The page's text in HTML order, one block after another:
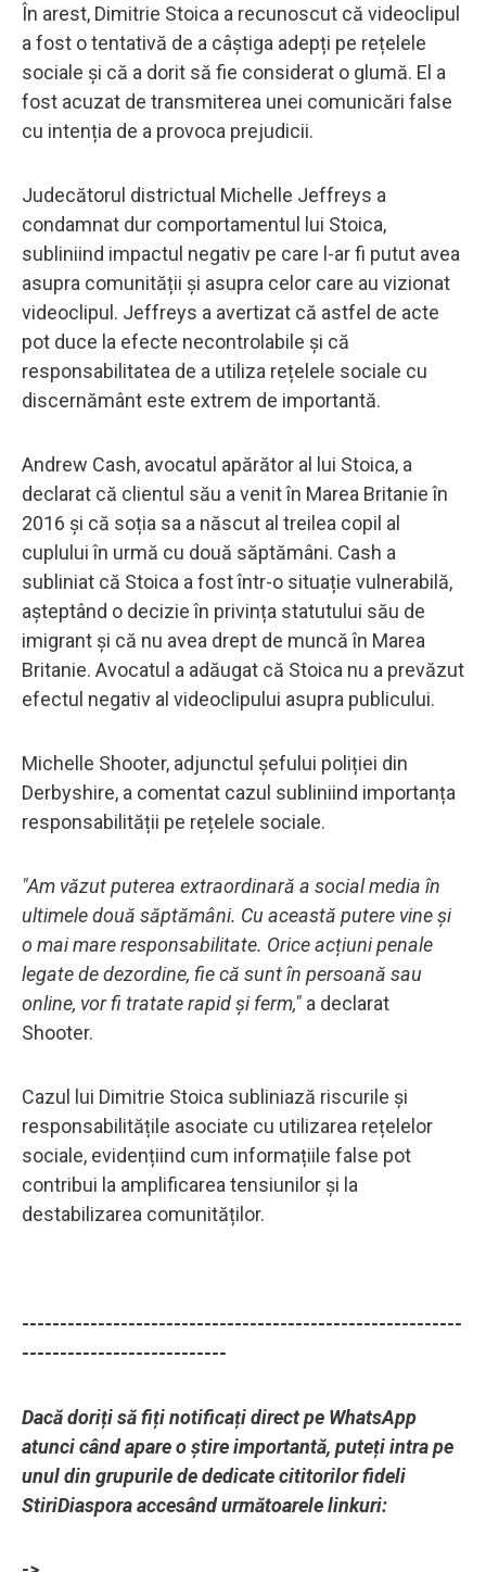
În arest, Dimitrie Stoica a recunoscut că videoclipul
a fost o tentativă de a câștiga adepți pe rețelele
sociale și că a dorit să fie considerat o glumă. El a
fost acuzat de transmiterea unei comunicări false
cu intenția de a provoca prejudicii.
Judecătorul districtual Michelle Jeffreys a
condamnat dur comportamentul lui Stoica,
subliniind impactul negativ pe care l-ar fi putut avea
asupra comunității și asupra celor care au vizionat
videoclipul. Jeffreys a avertizat că astfel de acte
pot duce la efecte necontrolabile și că
responsabilitatea de a utiliza rețelele sociale cu
discernământ este extrem de importantă.
Andrew Cash, avocatul apărător al lui Stoica, a
declarat că clientul său a venit în Marea Britanie în
2016 și că soția sa a născut al treilea copil al
cuplului în urmă cu două săptămâni. Cash a
subliniat că Stoica a fost într-o situație vulnerabilă,
așteptând o decizie în privința statutului său de
imigrant și că nu avea drept de muncă în Marea
Britanie. Avocatul a adăugat că Stoica nu a prevăzut
efectul negativ al videoclipului asupra publicului.
Michelle Shooter, adjunctul șefului poliției din
Derbyshire, a comentat cazul subliniind importanța
responsabilității pe rețelele sociale.
"Am văzut puterea extraordinară a social media în
ultimele două săptămâni. Cu această putere vine și
o mai mare responsabilitate. Orice acțiuni penale
legate de dezordine, fie că sunt în persoană sau
online, vor fi tratate rapid și ferm," a declarat
Shooter.
Cazul lui Dimitrie Stoica subliniază riscurile și
responsabilitățile asociate cu utilizarea rețelelor
sociale, evidențiind cum informațiile false pot
contribui la amplificarea tensiunilor și la
destabilizarea comunităților.
----------------------------------------------------------
---------------------------
Dacă doriți să fiți notificați direct pe WhatsApp
atunci când apare o știre importantă, puteți intra pe
unul din grupurile de dedicate cititorilor fideli
StiriDiaspora accesând următoarele linkuri: